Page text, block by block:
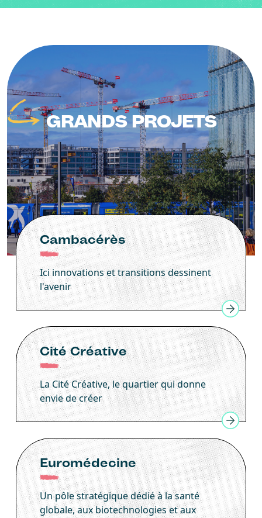
Image
GRANDS PROJETS
Cambacérès
Ici innovations et transitions dessinent
l'avenir
Cité Créative
La Cité Créative, le quartier qui donne
envie de créer
Euromédecine
Un pôle stratégique dédié à la santé
globale, aux biotechnologies et aux